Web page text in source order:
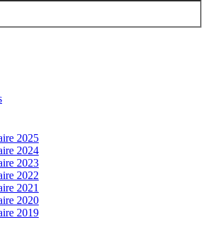
2025
2024
2023
2022
2021
2020
2019